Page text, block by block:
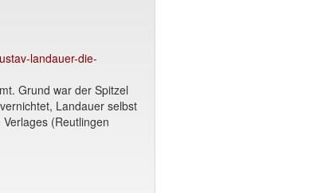
landauer-die-
Grund war der Spitzel
Landauer selbst
(Reutlingen